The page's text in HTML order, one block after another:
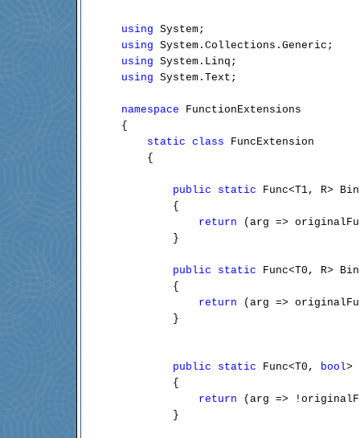
using
using
using
using System.Text;
namespace FunctionExtensions
{
static class FuncExtension
    {
public static Func<T1, R>
        {
return (arg =>
        }
public static Func<T0, R>
        {
return (arg =>
        }
public static Func<T0, bool>
        {
return (arg =>
        }